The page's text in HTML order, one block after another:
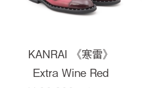
KANRAI 《寒雷》
Extra Wine Red